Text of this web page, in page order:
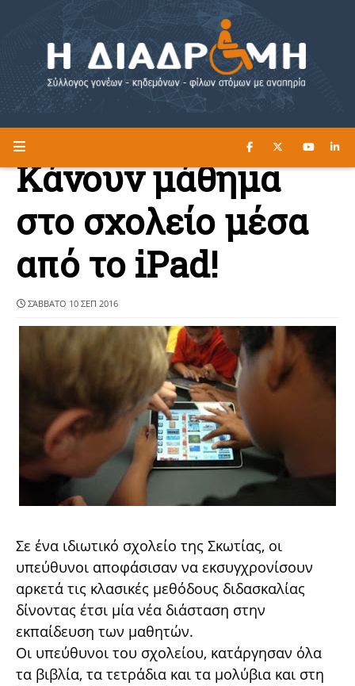
Η ΔΙΑΔΡΟΜΗ ΔΙΑΒΑΣΤΕ ΕΔΩ ►
Κάνουν μάθημα
στο σχολείο μέσα
από το iPad!
ΣΆΒΒΑΤΟ 10 ΣΕΠ 2016
Σε ένα ιδιωτικό σχολείο της Σκωτίας, οι
υπεύθυνοι αποφάσισαν να εκσυγχρονίσουν
αρκετά τις κλασικές μεθόδους διδασκαλίας
δίνοντας έτσι μία νέα διάσταση στην
εκπαίδευση των μαθητών.
Οι υπεύθυνοι του σχολείου, κατάργησαν όλα
τα βιβλία, τα τετράδια και τα μολύβια και στη